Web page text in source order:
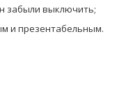
забыли выключить;
и презентабельным.